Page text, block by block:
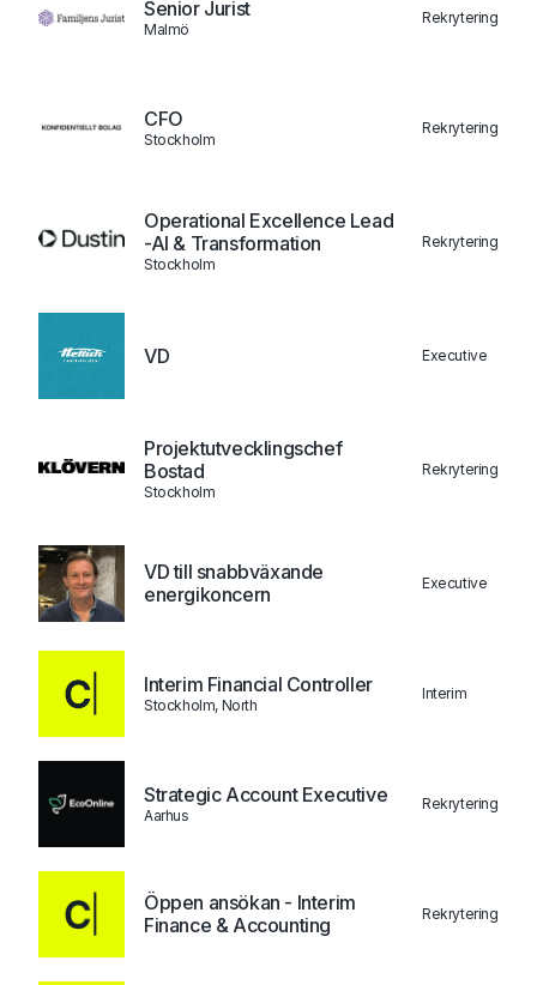
Senior Jurist
Malmö
Rekrytering
CFO
Stockholm
Rekrytering
Operational Excellence Lead
-AI & Transformation
Stockholm
Rekrytering
VD Executive
Projektutvecklingschef
Bostad
Stockholm
Rekrytering
VD till snabbväxande
energikoncern
Executive
Interim Financial Controller
Stockholm, North
Interim
Strategic Account Executive
Aarhus
Rekrytering
Öppen ansökan - Interim
Finance & Accounting
Rekrytering